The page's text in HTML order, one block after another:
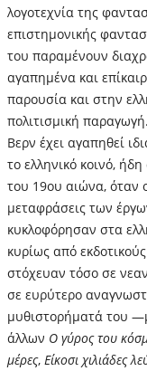
λογοτεχνία της
επιστημονικής
του παραμένουν
αγαπημένα και
παρουσία και στην
πολιτισμική
Βερν έχει αγαπηθεί
το ελληνικό κοινό,
του 19ου αιώνα, όταν
μεταφράσεις των
κυκλοφόρησαν στα
κυρίως από
στόχευαν τόσο σε
σε ευρύτερο
μυθιστορήματά του
άλλων Ο γύρος του
μέρες, Είκοσι χιλιάδες